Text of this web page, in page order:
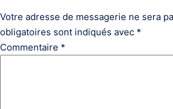
Votre adresse de messagerie ne sera
obligatoires sont indiqués avec *
Commentaire *